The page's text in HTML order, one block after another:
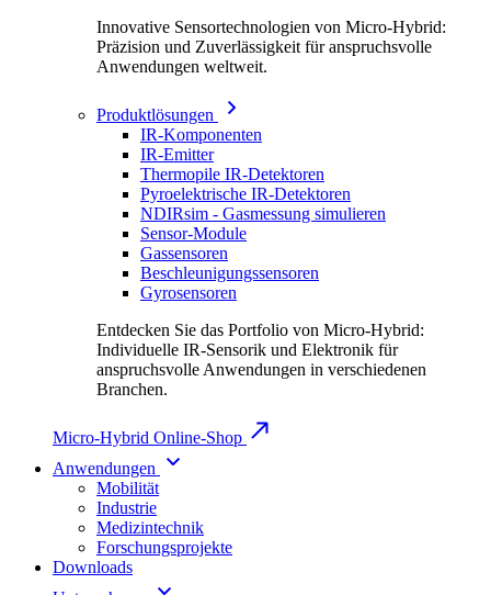
Innovative Sensortechnologien von Micro-Hybrid:
Präzision und Zuverlässigkeit für anspruchsvolle
Anwendungen weltweit.
Produktlösungen
IR-Komponenten
IR-Emitter
Thermopile IR-Detektoren
Pyroelektrische IR-Detektoren
NDIRsim - Gasmessung simulieren
Sensor-Module
Gassensoren
Beschleunigungssensoren
Gyrosensoren
Entdecken Sie das Portfolio von Micro-Hybrid:
Individuelle IR-Sensorik und Elektronik für
anspruchsvolle Anwendungen in verschiedenen
Branchen.
Micro-Hybrid Online-Shop
Anwendungen
Mobilität
Industrie
Medizintechnik
Forschungsprojekte
Downloads